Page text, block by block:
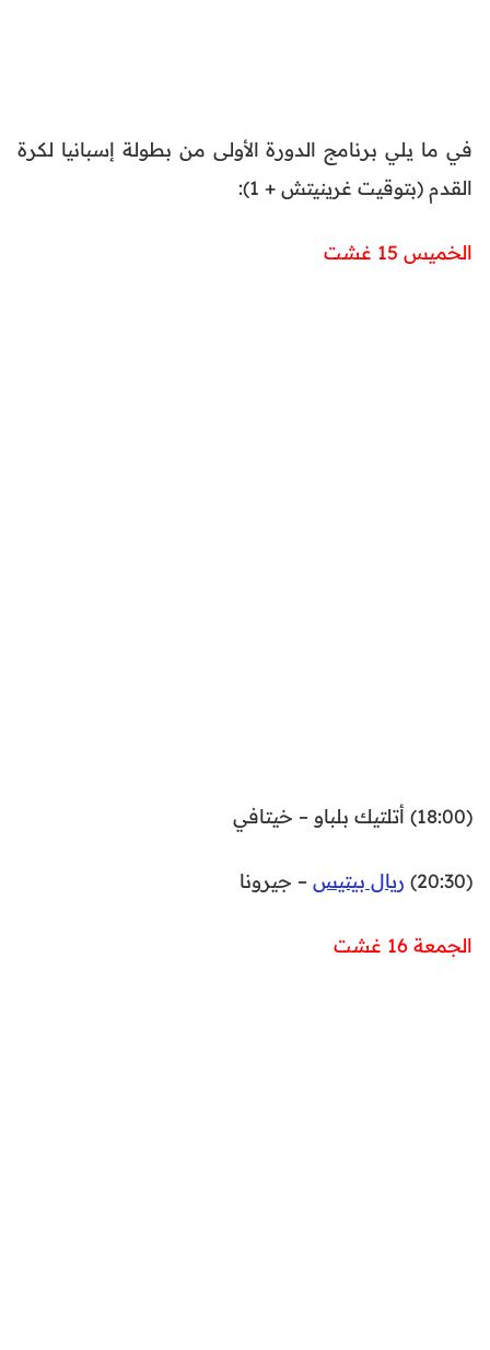
في ما يلي برنامج الدورة الأولى من بطولة إسبانيا لكرة
القدم (بتوقيت غرينيتش + 1):
الخميس 15 غشت
(18:00) أتلتيك بلباو – خيتافي
(20:30) ريال بيتيس – جيرونا
الجمعة 16 غشت